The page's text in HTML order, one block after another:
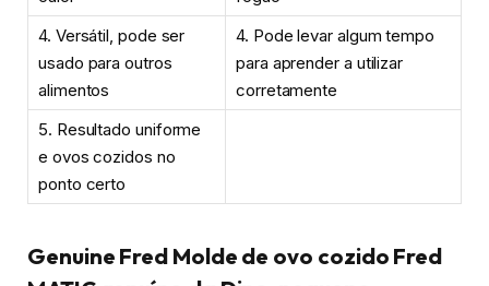
4. Versátil, pode ser
usado para outros
alimentos
4. Pode levar algum tempo
para aprender a utilizar
corretamente
5. Resultado uniforme
e ovos cozidos no
ponto certo
Genuine Fred Molde de ovo cozido Fred